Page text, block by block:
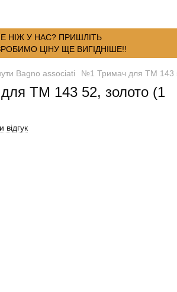
НІЖ У НАС? ПРИШЛІТЬ
ЦІНУ ЩЕ ВИГІДНІШЕ!!
Bagno associati №1 Тримач для TM 143
TM 143 52, золото (1
відгук